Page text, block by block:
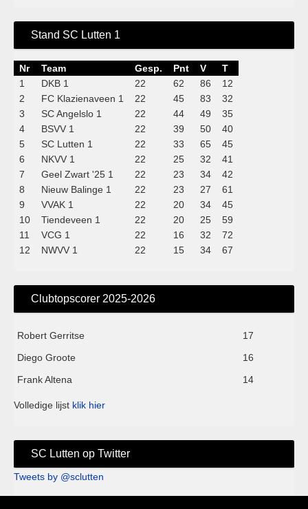
Stand SC Lutten 1
Nr Team Gesp. Pnt V
T
1
DKB 1 22 62 86
12
2
FC Klazienaveen 1 22 45 83
32
3
SC Angelslo 1 22 44 49
35
4
BSVV 1 22 39 50
40
5
SC Lutten 1 22 33 65
45
6
NKVV 1 22 25 32
41
7
Geel Zwart '25 1 22 23 34
42
8
Nieuw Balinge 1 22 23 27
61
9
VVAK 1 22 20 34
45
10
Tiendeveen 1 22 20 25
59
11
VCG 1 22 16 32
72
12
NWVV 1 22 15 34 67
Clubtopscorer 2025-2026
Robert Gerritse
17
Diego Groote
16
Frank Altena
14
Volledige lijst klik hier
SC Lutten op Twitter
Tweets by @sclutten